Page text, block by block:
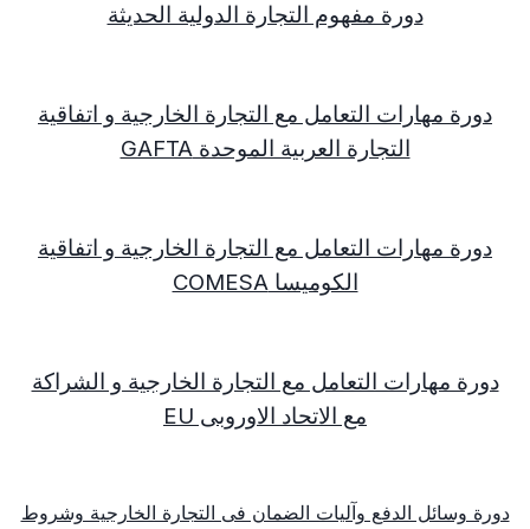
دورة مفهوم التجارة الدولية الحديثة
دورة مهارات التعامل مع التجارة الخارجية و اتفاقية
التجارة العربية الموحدة GAFTA
دورة مهارات التعامل مع التجارة الخارجية و اتفاقية
الكوميسا COMESA
دورة مهارات التعامل مع التجارة الخارجية و الشراكة
مع الاتحاد الاوروبى EU
دورة وسائل الدفع وآليات الضمان فى التجارة الخارجية وشروط